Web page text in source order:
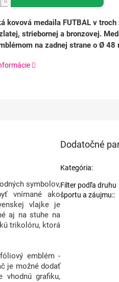
kovová medaila FUTBAL v troch
striebornej a bronzovej.
na zadnej strane o Ø 48
symbolov,
vnímané ako
vlajke je
aj na stuhe na
trikolóru, ktorá
emblém -
je možné dodať
vhodnú grafiku,
Dodatočné
Kategória:
Filter podľa druhu
športu a záujmu::